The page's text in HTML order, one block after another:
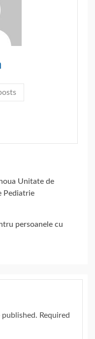
Unitate de
Pediatrie
persoanele cu
Required